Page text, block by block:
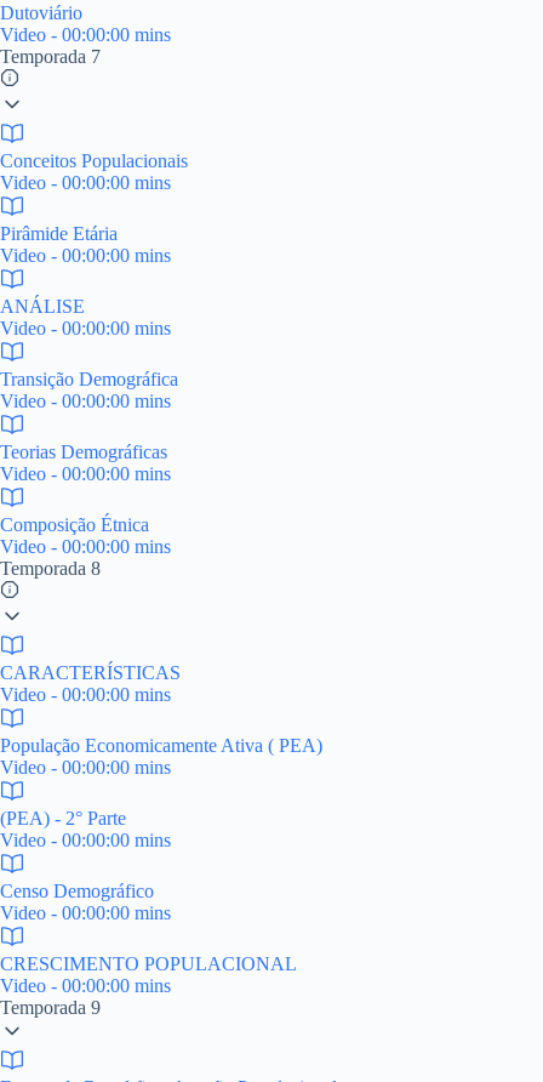
Dutoviário
Video - 00:00:00 mins
Temporada 7
Conceitos Populacionais
Video - 00:00:00 mins
Pirâmide Etária
Video - 00:00:00 mins
ANÁLISE
Video - 00:00:00 mins
Transição Demográfica
Video - 00:00:00 mins
Teorias Demográficas
Video - 00:00:00 mins
Composição Étnica
Video - 00:00:00 mins
Temporada 8
CARACTERÍSTICAS
Video - 00:00:00 mins
População Economicamente Ativa ( PEA)
Video - 00:00:00 mins
(PEA) - 2° Parte
Video - 00:00:00 mins
Censo Demográfico
Video - 00:00:00 mins
CRESCIMENTO POPULACIONAL
Video - 00:00:00 mins
Temporada 9